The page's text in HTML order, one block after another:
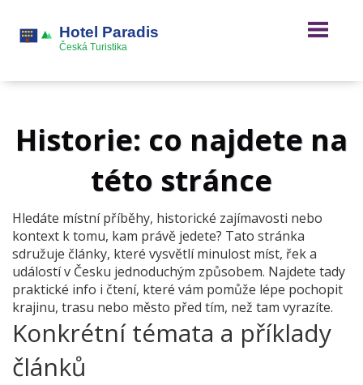
Historie: co najdete na
této stránce
Hledáte místní příběhy, historické zajímavosti nebo
kontext k tomu, kam právě jedete? Tato stránka
sdružuje články, které vysvětlí minulost míst, řek a
událostí v Česku jednoduchým způsobem. Najdete tady
praktické info i čtení, které vám pomůže lépe pochopit
krajinu, trasu nebo město před tím, než tam vyrazíte.
Konkrétní témata a příklady
článků